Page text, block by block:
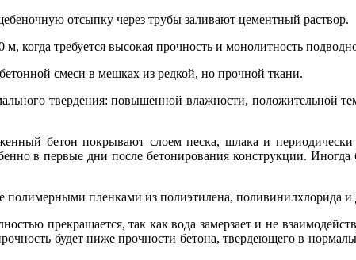
отсыпку через трубы заливают цементный раствор.
когда требуется высокая прочность и монолитность
смеси в мешках из редкой, но прочной ткани.
твердения: повышенной влажности, положительной
бетон покрывают слоем песка, шлака и
в первые дни после бетонирования конструкции.
полимерными пленками из полиэтилена, поливинилхлорида и
прекращается, так как вода замерзает и не
будет ниже прочности бетона, твердеющего в